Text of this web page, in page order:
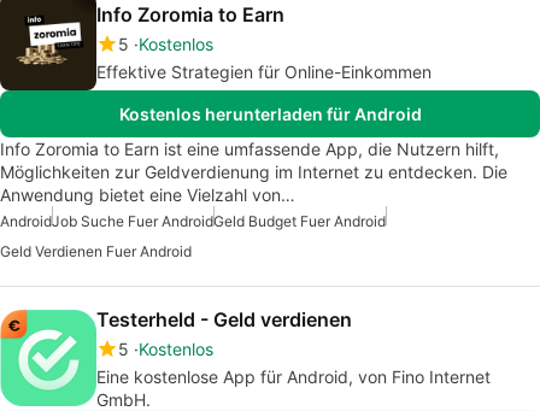
Info Zoromia to Earn
5 Kostenlos
Effektive Strategien für Online-Einkommen
Kostenlos herunterladen für Android
Info Zoromia to Earn ist eine umfassende App, die Nutzern hilft,
Möglichkeiten zur Geldverdienung im Internet zu entdecken. Die
Anwendung bietet eine Vielzahl von…
AndroidJob Suche Fuer AndroidGeld Budget Fuer Android
Geld Verdienen Fuer Android
Testerheld - Geld verdienen
5 Kostenlos
Eine kostenlose App für Android, von Fino Internet
GmbH.